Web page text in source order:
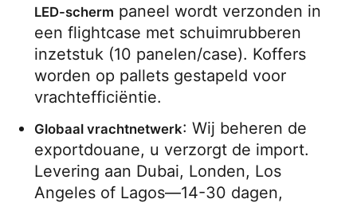
LED-scherm paneel wordt verzonden in
een flightcase met schuimrubberen
inzetstuk (10 panelen/case). Koffers
worden op pallets gestapeld voor
vrachtefficiëntie.
Globaal vrachtnetwerk: Wij beheren de
exportdouane, u verzorgt de import.
Levering aan Dubai, Londen, Los
Angeles of Lagos—14-30 dagen,